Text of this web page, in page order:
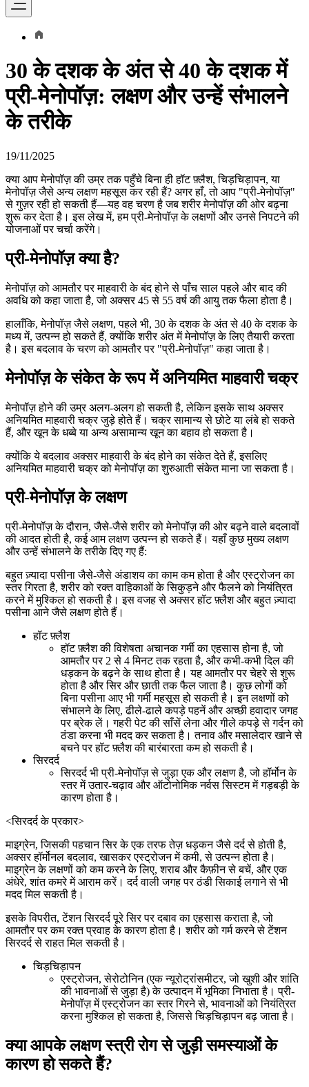
30 के दशक के अंत से 40 के दशक में
प्री-मेनोपॉज़: लक्षण और उन्हें संभालने
के तरीके
19/11/2025
क्या आप मेनोपॉज़ की उम्र तक पहुँचे बिना ही हॉट फ़्लैश, चिड़चिड़ापन, या
मेनोपॉज़ जैसे अन्य लक्षण महसूस कर रही हैं? अगर हाँ, तो आप "प्री-मेनोपॉज़"
से गुज़र रही हो सकती हैं—यह वह चरण है जब शरीर मेनोपॉज़ की ओर बढ़ना
शुरू कर देता है। इस लेख में, हम प्री-मेनोपॉज़ के लक्षणों और उनसे निपटने की
योजनाओं पर चर्चा करेंगे।
प्री-मेनोपॉज़ क्या है?
मेनोपॉज़ को आमतौर पर माहवारी के बंद होने से पाँच साल पहले और बाद की
अवधि को कहा जाता है, जो अक्सर 45 से 55 वर्ष की आयु तक फैला होता है।
हालाँकि, मेनोपॉज़ जैसे लक्षण, पहले भी, 30 के दशक के अंत से 40 के दशक के
मध्य में, उत्पन्न हो सकते हैं, क्योंकि शरीर अंत में मेनोपॉज़ के लिए तैयारी करता
है। इस बदलाव के चरण को आमतौर पर "प्री-मेनोपॉज़" कहा जाता है।
मेनोपॉज़ के संकेत के रूप में अनियमित माहवारी चक्र
मेनोपॉज़ होने की उम्र अलग-अलग हो सकती है, लेकिन इसके साथ अक्सर
अनियमित माहवारी चक्र जुड़े होते हैं। चक्र सामान्य से छोटे या लंबे हो सकते
हैं, और खून के धब्बे या अन्य असामान्य खून का बहाव हो सकता है।
क्योंकि ये बदलाव अक्सर माहवारी के बंद होने का संकेत देते हैं, इसलिए
अनियमित माहवारी चक्र को मेनोपॉज़ का शुरुआती संकेत माना जा सकता है।
प्री-मेनोपॉज़ के लक्षण
प्री-मेनोपॉज़ के दौरान, जैसे-जैसे शरीर को मेनोपॉज़ की ओर बढ़ने वाले बदलावों
की आदत होती है, कई आम लक्षण उत्पन्न हो सकते हैं। यहाँ कुछ मुख्य लक्षण
और उन्हें संभालने के तरीके दिए गए हैं:
बहुत ज़्यादा पसीना जैसे-जैसे अंडाशय का काम कम होता है और एस्ट्रोजन का
स्तर गिरता है, शरीर को रक्त वाहिकाओं के सिकुड़ने और फैलने को नियंत्रित
करने में मुश्किल हो सकती है। इस वजह से अक्सर हॉट फ़्लैश और बहुत ज़्यादा
पसीना आने जैसे लक्षण होते हैं।
हॉट फ़्लैश
हॉट फ़्लैश की विशेषता अचानक गर्मी का एहसास होना है, जो
आमतौर पर 2 से 4 मिनट तक रहता है, और कभी-कभी दिल की
धड़कन के बढ़ने के साथ होता है। यह आमतौर पर चेहरे से शुरू
होता है और सिर और छाती तक फैल जाता है। कुछ लोगों को
बिना पसीना आए भी गर्मी महसूस हो सकती है। इन लक्षणों को
संभालने के लिए, ढीले-ढाले कपड़े पहनें और अच्छी हवादार जगह
पर ब्रेक लें। गहरी पेट की साँसें लेना और गीले कपड़े से गर्दन को
ठंडा करना भी मदद कर सकता है। तनाव और मसालेदार खाने से
बचने पर हॉट फ़्लैश की बारंबारता कम हो सकती है।
सिरदर्द
सिरदर्द भी प्री-मेनोपॉज़ से जुड़ा एक और लक्षण है, जो हॉर्मोन के
स्तर में उतार-चढ़ाव और ऑटोनोमिक नर्वस सिस्टम में गड़बड़ी के
कारण होता है।
<सिरदर्द के प्रकार>
माइग्रेन, जिसकी पहचान सिर के एक तरफ तेज़ धड़कन जैसे दर्द से होती है,
अक्सर हॉर्मोनल बदलाव, खासकर एस्ट्रोजन में कमी, से उत्पन्न होता है।
माइग्रेन के लक्षणों को कम करने के लिए, शराब और कैफ़ीन से बचें, और एक
अंधेरे, शांत कमरे में आराम करें। दर्द वाली जगह पर ठंडी सिकाई लगाने से भी
मदद मिल सकती है।
इसके विपरीत, टेंशन सिरदर्द पूरे सिर पर दबाव का एहसास कराता है, जो
आमतौर पर कम रक्त प्रवाह के कारण होता है। शरीर को गर्म करने से टेंशन
सिरदर्द से राहत मिल सकती है।
चिड़चिड़ापन
एस्ट्रोजन, सेरोटोनिन (एक न्यूरोट्रांसमीटर, जो खुशी और शांति
की भावनाओं से जुड़ा है) के उत्पादन में भूमिका निभाता है। प्री-
मेनोपॉज़ में एस्ट्रोजन का स्तर गिरने से, भावनाओं को नियंत्रित
करना मुश्किल हो सकता है, जिससे चिड़चिड़ापन बढ़ जाता है।
क्या आपके लक्षण स्त्री रोग से जुड़ी समस्याओं के
कारण हो सकते हैं?